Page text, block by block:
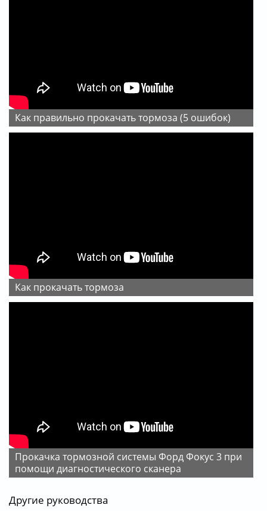
Как правильно прокачать тормоза (5 ошибок)
Как прокачать тормоза
Прокачка тормозной системы Форд Фокус 3 при
помощи диагностического сканера
Другие руководства